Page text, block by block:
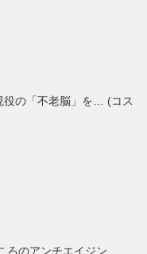
役の「不老脳」を… (コス
ろのアンチエイジン